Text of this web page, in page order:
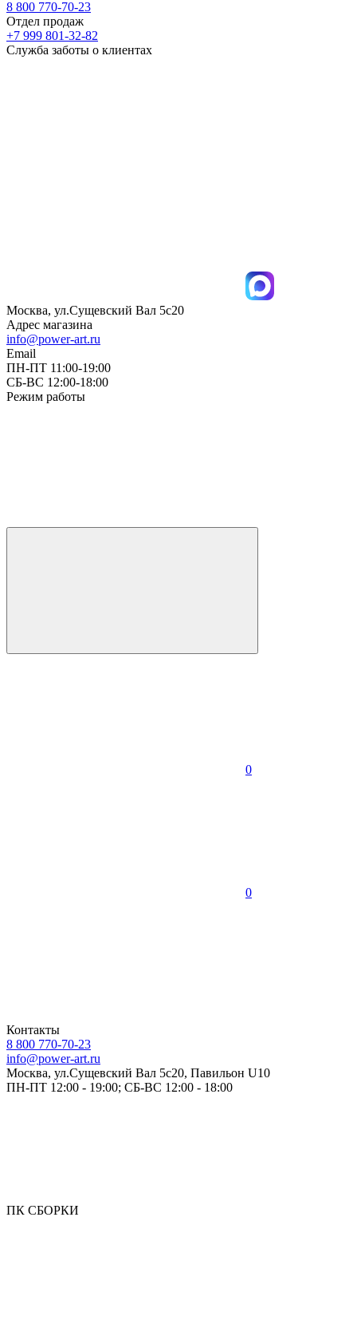
8 800 770-70-23
Отдел продаж
+7 999 801-32-82
Служба заботы о клиентах
Москва, ул.Сущевский Вал 5с20
Адрес магазина
info@power-art.ru
Email
ПН-ПТ 11:00-19:00
СБ-ВС 12:00-18:00
Режим работы
0
0
Контакты
8 800 770-70-23
info@power-art.ru
Москва, ул.Сущевский Вал 5с20, Павильон U10
ПН-ПТ 12:00 - 19:00; СБ-ВС 12:00 - 18:00
ПК СБОРКИ